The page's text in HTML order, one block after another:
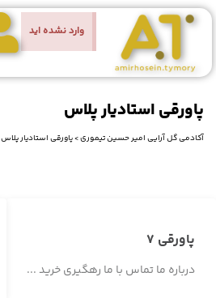
وارد نشده اید
پاورقی استادیار پلاس
آکادمی گل آرایی امیر حسین تیموری>پاورقی استادیار پلاس
پاورقی 7
درباره ما تماس با ما رهگیری خرید ...